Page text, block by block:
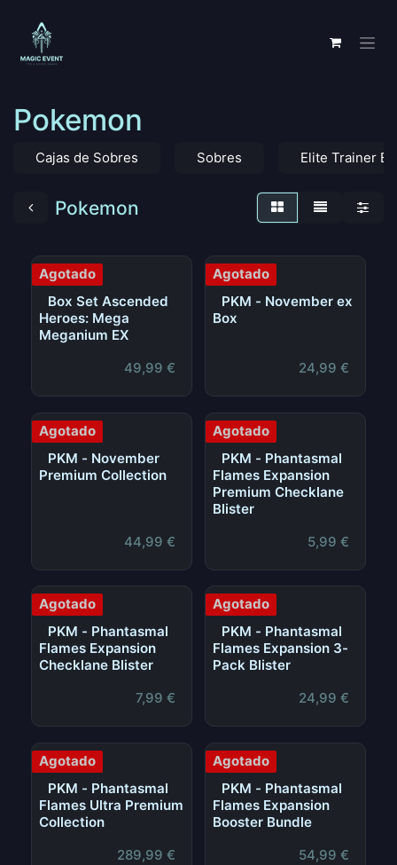
Pokemon
Cajas de Sobres Sobres Elite Trainer
Pokemon
Agotado
Box Set Ascended
Heroes: Mega
Meganium EX
49,99 €
Agotado
PKM - November ex
Box
24,99 €
Agotado
PKM - November
Premium Collection
44,99 €
Agotado
PKM - Phantasmal
Flames Expansion
Premium Checklane
Blister
5,99 €
Agotado
PKM - Phantasmal
Flames Expansion
Checklane Blister
7,99 €
Agotado
PKM - Phantasmal
Flames Expansion 3-
Pack Blister
24,99 €
Agotado
PKM - Phantasmal
Flames Ultra Premium
Collection
289,99 €
Agotado
PKM - Phantasmal
Flames Expansion
Booster Bundle
54,99 €